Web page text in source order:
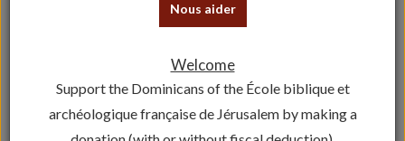
Nous aider
Welcome
Support the Dominicans of the École biblique et
archéologique française de Jérusalem by making a